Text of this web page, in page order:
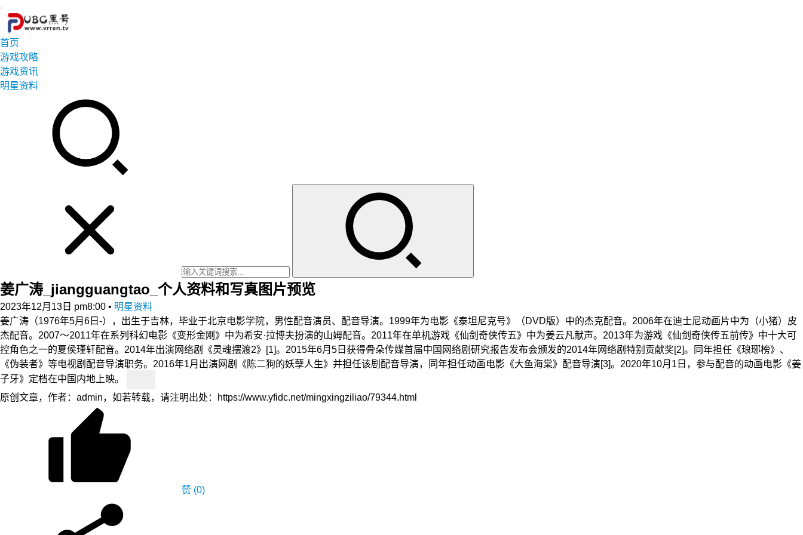
首页
游戏攻略
游戏资讯
明星资料
姜广涛_jiangguangtao_个人资料和写真图片预览
2023年12月13日 pm8:00 • 明星资料
姜广涛（1976年5月6日-），出生于吉林，毕业于北京电影学院，男性配音演员、配音导演。1999年为电影《泰坦尼克号》（DVD版）中的杰克配音。2006年在迪士尼动画片中为（小猪）皮
杰配音。2007～2011年在系列科幻电影《变形金刚》中为希安·拉博夫扮演的山姆配音。2011年在单机游戏《仙剑奇侠传五》中为姜云凡献声。2013年为游戏《仙剑奇侠传五前传》中十大可
控角色之一的夏侯瑾轩配音。2014年出演网络剧《灵魂摆渡2》[1]。2015年6月5日获得骨朵传媒首届中国网络剧研究报告发布会颁发的2014年网络剧特别贡献奖[2]。同年担任《琅琊榜》、
《伪装者》等电视剧配音导演职务。2016年1月出演网剧《陈二狗的妖孽人生》并担任该剧配音导演，同年担任动画电影《大鱼海棠》配音导演[3]。2020年10月1日，参与配音的动画电影《姜
子牙》定档在中国内地上映。
原创文章，作者：admin，如若转载，请注明出处：https://www.yfidc.net/mingxingziliao/79344.html
赞 (0)